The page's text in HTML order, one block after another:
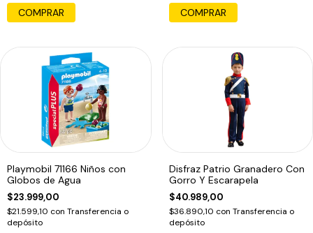
COMPRAR COMPRAR
Playmobil 71166 Niños con
Globos de Agua
$23.999,00
$21.599,10 con Transferencia o
depósito
Disfraz Patrio Granadero Con
Gorro Y Escarapela
$40.989,00
$36.890,10 con Transferencia o
depósito